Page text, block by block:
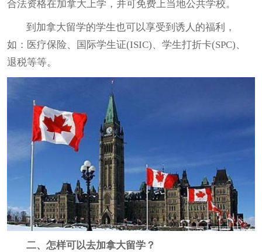
合法资格在加拿大上学，并可免费上当地公共学校。
到加拿大留学的学生也可以享受到诱人的福利，
如：医疗保险、国际学生证(ISIC)、学生打折卡(SPC)、
退税等等。
二、怎样可以去加拿大留学？